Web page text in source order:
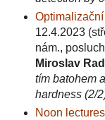
12.4.2023
nám.,
Miroslav
tím batohem
hardness (2/
Noon lectures